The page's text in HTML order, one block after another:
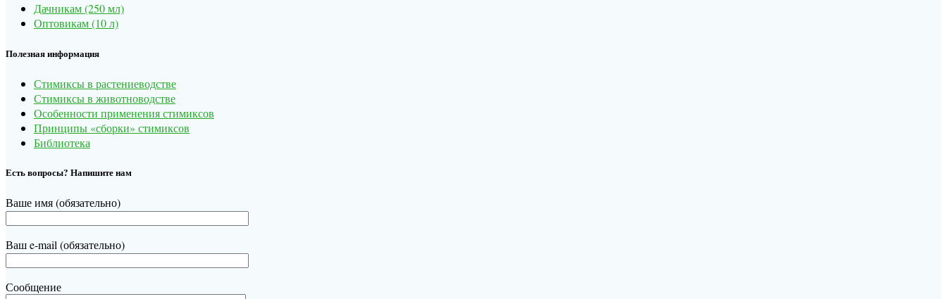
Дачникам (250 мл)
Оптовикам (10 л)
Полезная информация
Стимиксы в растениеводстве
Стимиксы в животноводстве
Особенности применения стимиксов
Принципы «сборки» стимиксов
Библиотека
Есть вопросы? Напишите нам
Ваше имя (обязательно)
Ваш e-mail (обязательно)
Сообщение